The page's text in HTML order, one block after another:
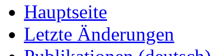
Hauptseite
Letzte Änderungen